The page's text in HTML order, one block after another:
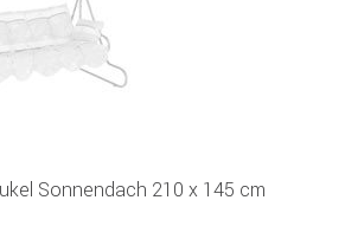
Sonnendach 210 x 145 cm